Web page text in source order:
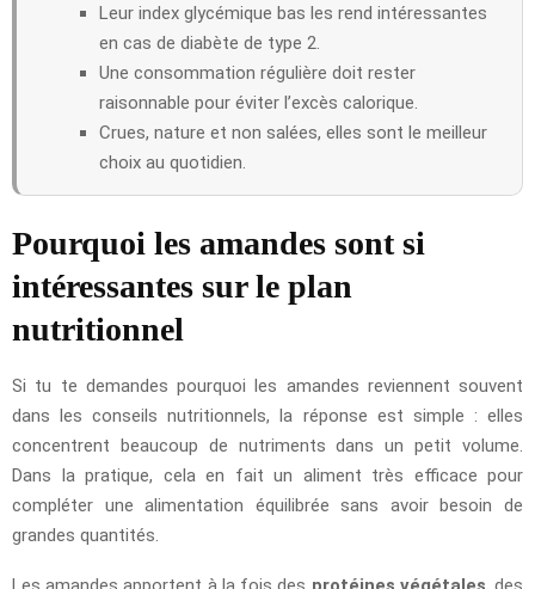
Leur index glycémique bas les rend intéressantes
en cas de diabète de type 2.
Une consommation régulière doit rester
raisonnable pour éviter l’excès calorique.
Crues, nature et non salées, elles sont le meilleur
choix au quotidien.
Pourquoi les amandes sont si
intéressantes sur le plan
nutritionnel
Si tu te demandes pourquoi les amandes reviennent souvent
dans les conseils nutritionnels, la réponse est simple : elles
concentrent beaucoup de nutriments dans un petit volume.
Dans la pratique, cela en fait un aliment très efficace pour
compléter une alimentation équilibrée sans avoir besoin de
grandes quantités.